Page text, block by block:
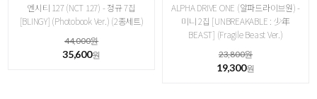
엔시티 127 (NCT 127) - 정규 7집
[BLINGY] (Photobook Ver.) (2종세트)
44,000원
35,600원
ALPHA DRIVE ONE (알파드라이브원) -
미니 2집 [ UNBREAKABLE : 少年
BEAST] ( Fragile Beast Ver.)
23,800원
19,300원